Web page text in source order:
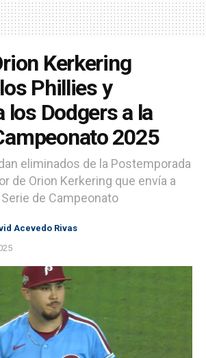
Kerkering
Phillies y
los Dodgers a la
2025
eliminados de la Postemporada
de Orion Kerkering que envía a
Serie de Campeonato
Acevedo Rivas